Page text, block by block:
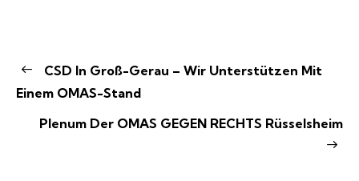
CSD In Groß-Gerau – Wir Unterstützen Mit
Einem OMAS-Stand
Plenum Der OMAS GEGEN RECHTS Rüsselsheim